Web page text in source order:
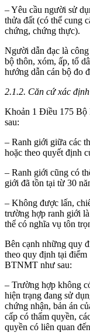
– Yêu cầu người sử
thửa đất (có thể cung
chứng, chứng thực).
Người dẫn đạc là
bộ thôn, xóm, ấp, tổ
hướng dẫn cán bộ đo
2.1.2. Căn cứ xác
Khoản 1 Điều 175 Bộ
sau:
– Ranh giới giữa các
hoặc theo quyết định
– Ranh giới cũng có
giới đã tồn tại từ 30
– Không được lấn,
trường hợp ranh giới
thể có nghĩa vụ tôn
Bên cạnh những quy
theo quy định tại
BTNMT như sau:
– Trường hợp không
hiện trạng đang sử
chứng nhận, bản án
cấp có thẩm quyền,
quyền có liên quan